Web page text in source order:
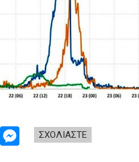
ΣΧΟΛΙΑΣΤΕ
W